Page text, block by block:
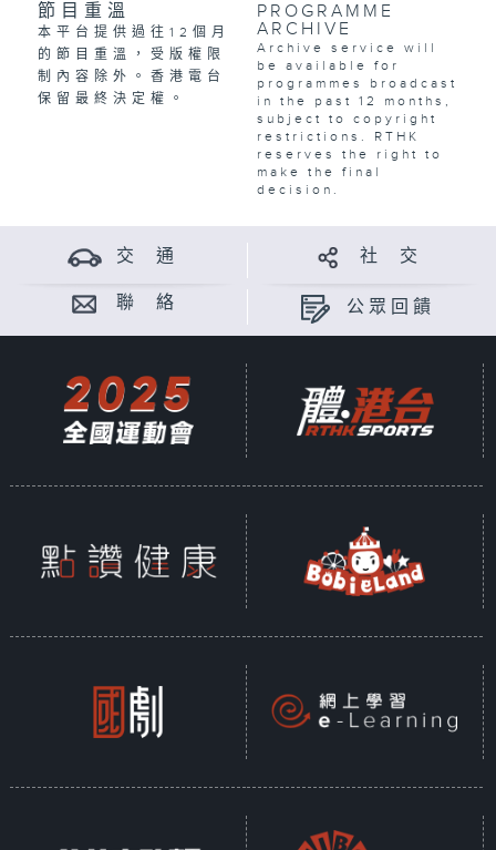
節目重溫
本平台提供過往12個月
的節目重溫，受版權限
制內容除外。香港電台
保留最終決定權。
PROGRAMME
ARCHIVE
Archive service will
be available for
programmes broadcast
in the past 12 months,
subject to copyright
restrictions. RTHK
reserves the right to
make the final
decision.
交 通 社 交
聯 絡 公眾回饋